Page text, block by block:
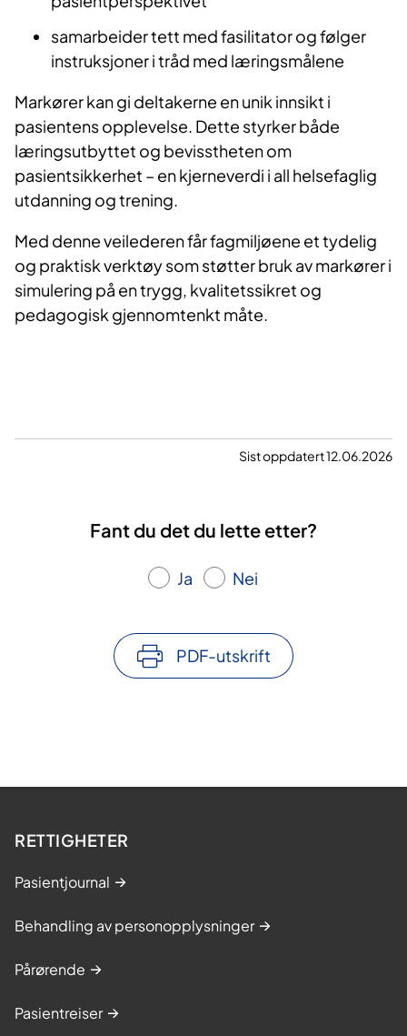
samarbeider tett med fasilitator og følger
instruksjoner i tråd med læringsmålene
Markører kan gi deltakerne en unik innsikt i
pasientens opplevelse. Dette styrker både
læringsutbyttet og bevisstheten om
pasientsikkerhet – en kjerneverdi i all helsefaglig
utdanning og trening.
Med denne veilederen får fagmiljøene et tydelig
og praktisk verktøy som støtter bruk av markører i
simulering på en trygg, kvalitetssikret og
pedagogisk gjennomtenkt måte.
Sist oppdatert 12.06.2026
Fant du det du lette etter?
Ja Nei
PDF-utskrift
RETTIGHETER
Pasientjournal
Behandling av personopplysninger
Pårørende
Pasientreiser